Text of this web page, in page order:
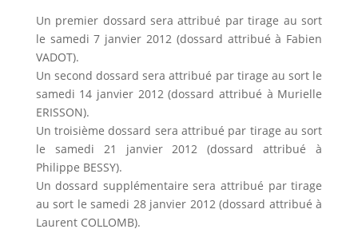
Un premier dossard sera attribué par tirage au sort
le samedi 7 janvier 2012 (dossard attribué à Fabien
VADOT).
Un second dossard sera attribué par tirage au sort le
samedi 14 janvier 2012 (dossard attribué à Murielle
ERISSON).
Un troisième dossard sera attribué par tirage au sort
le samedi 21 janvier 2012 (dossard attribué à
Philippe BESSY).
Un dossard supplémentaire sera attribué par tirage
au sort le samedi 28 janvier 2012 (dossard attribué à
Laurent COLLOMB).